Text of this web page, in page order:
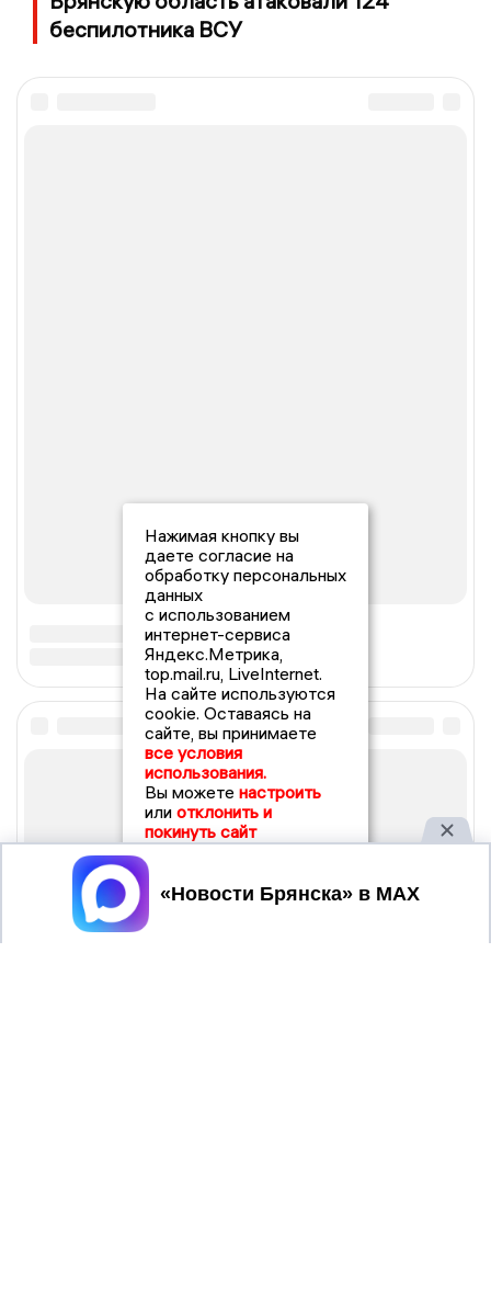
беспилотника ВСУ
Нажимая кнопку вы
даете согласие на
обработку персональных
данных
с использованием
интернет-сервиса
Яндекс.Метрика,
top.mail.ru, LiveInternet.
На сайте используются
cookie. Оставаясь на
сайте, вы принимаете
все условия
использования.
Вы можете настроить
или отклонить и
покинуть сайт
Принять